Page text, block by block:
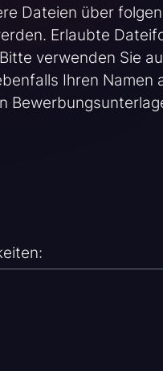
Dateien über
Erlaubte
verwenden Sie
Ihren Namen